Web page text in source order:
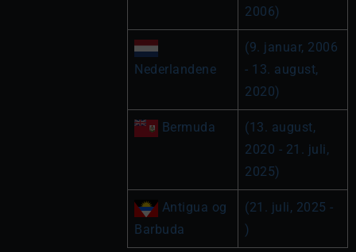
2006)
Nederlandene
(9. januar, 2006
- 13. august,
2020)
Bermuda
(13. august,
2020 - 21. juli,
2025)
Antigua og
Barbuda
(21. juli, 2025 -
)